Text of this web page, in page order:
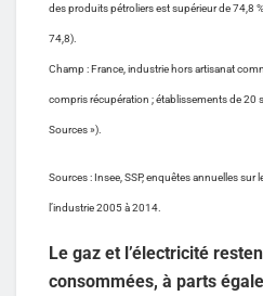
des produits pétroliers est supérieur de 74,8
74,8).
Champ : France, industrie hors artisanat
compris récupération ; établissements de 20
Sources »).
Sources : Insee, SSP, enquêtes annuelles
l’industrie 2005 à 2014.
Le gaz et l’électricité
consommées, à parts